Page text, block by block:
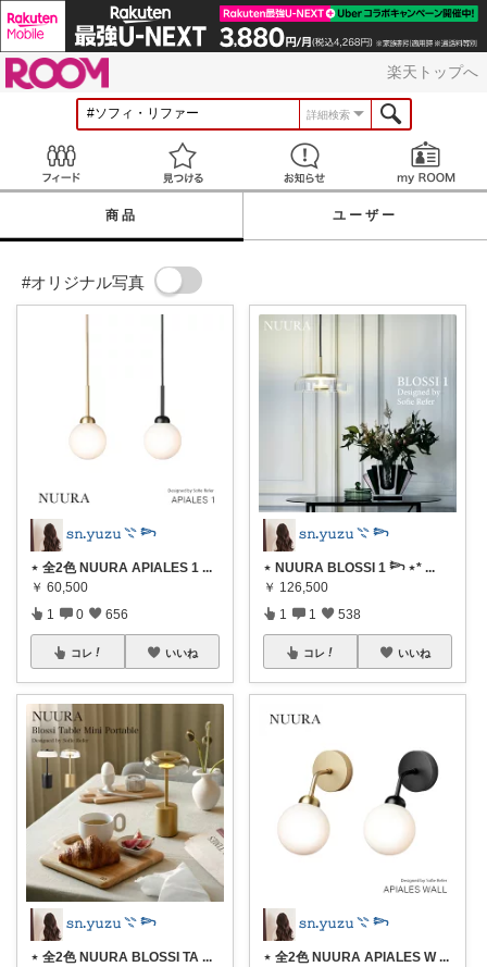
楽天トップへ
詳細検索
見つける お知らせ
商品 ユーザー
#オリジナル写真
𝚜𝚗.𝚢𝚞𝚣𝚞 𓇢 𓆸
⋆ 全2色 NUURA APIALES 1 ...
￥ 60,500
1 0 656
コレ いいね
𝚜𝚗.𝚢𝚞𝚣𝚞 𓇢 𓆸
⋆ 全2色 NUURA BLOSSI TA ...
𝚜𝚗.𝚢𝚞𝚣𝚞 𓇢 𓆸
⋆ NUURA BLOSSI 1 𓆸 ⋆* ...
￥ 126,500
1 1 538
コレ いいね
𝚜𝚗.𝚢𝚞𝚣𝚞 𓇢 𓆸
⋆ 全2色 NUURA APIALES W ...